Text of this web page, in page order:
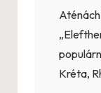
Kréta,